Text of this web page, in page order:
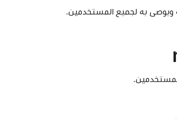
ويوصى به لجميع المستخدمين.